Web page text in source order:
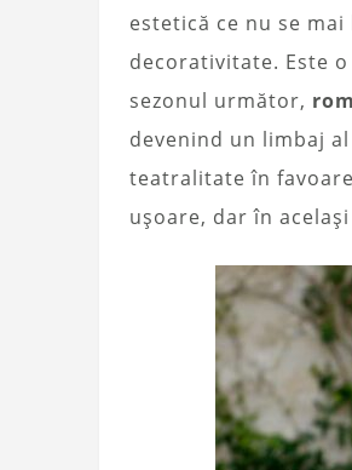
estetică ce nu se
decorativitate. Este
sezonul următor,
devenind un limbaj
teatralitate în
ușoare, dar în